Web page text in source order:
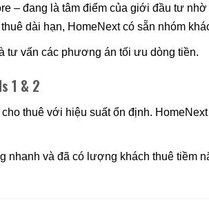
– đang là tâm điểm của giới đầu tư
dài hạn, HomeNext có sẵn nhóm
tư vấn các phương án tối ưu dòng tiền.
1 & 2
thuê với hiệu suất ổn định.
và đã có lượng khách thuê tiềm